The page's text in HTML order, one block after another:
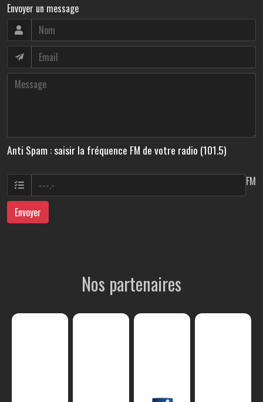
Envoyer un message
Anti Spam : saisir la fréquence FM de votre radio (101.5)
FM
Envoyer
Nos partenaires